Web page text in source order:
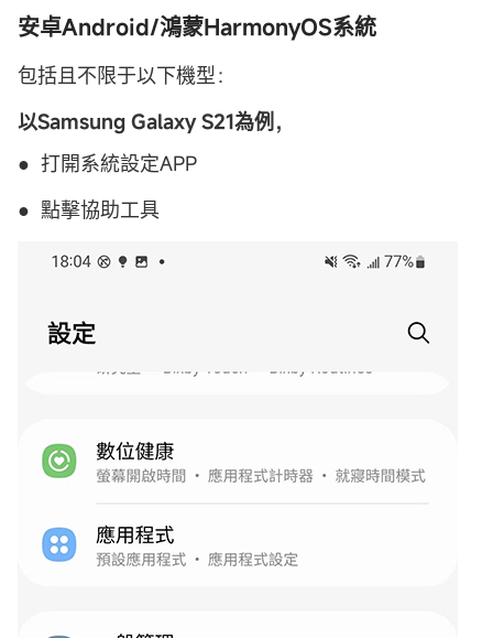
安卓Android/鴻蒙HarmonyOS系統
包括且不限于以下機型：
以Samsung Galaxy S21為例，
● 打開系統設定APP
● 點擊協助工具